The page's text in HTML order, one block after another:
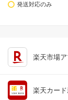
発送対応のみ
楽天市場
楽天カー